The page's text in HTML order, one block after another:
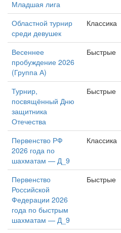
Младшая лига
Областной турнир
среди девушек
Классика
Весеннее
пробуждение 2026
(Группа А)
Быстрые
Турнир,
посвящённый Дню
защитника
Отечества
Быстрые
Первенство РФ
2026 года по
шахматам — Д_9
Классика
Первенство
Российской
Федерации 2026
года по быстрым
шахматам — Д_9
Быстрые